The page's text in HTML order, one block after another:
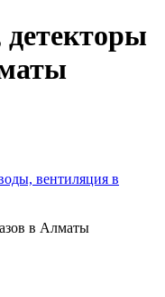
детекторы
вентиляция в
в Алматы